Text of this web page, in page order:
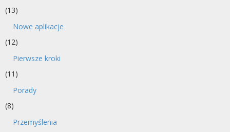
(13)
Nowe aplikacje
(12)
Pierwsze kroki
(11)
Porady
(8)
Przemyślenia